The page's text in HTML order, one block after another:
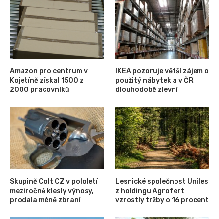
Amazon pro centrum v
Kojetíně získal 1500 z
2000 pracovníků
IKEA pozoruje větší zájem o
použitý nábytek a v ČR
dlouhodobě zlevní
Skupině Colt CZ v pololetí
meziročně klesly výnosy,
prodala méně zbraní
Lesnické společnost Uniles
z holdingu Agrofert
vzrostly tržby o 16 procent